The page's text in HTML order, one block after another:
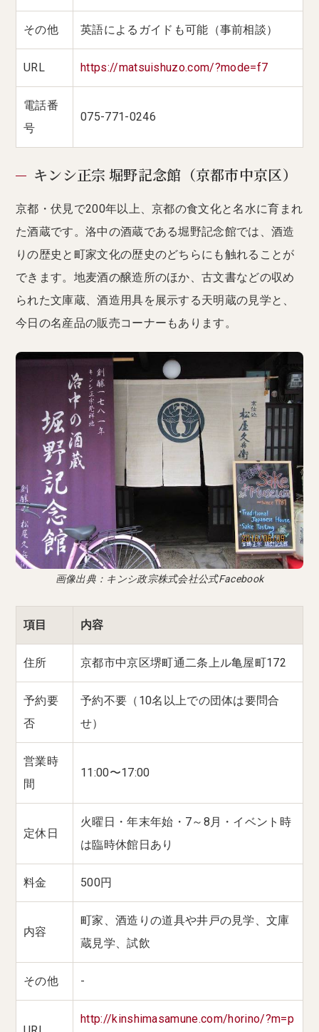
その他 英語によるガイドも可能（事前相談）
URL https://matsuishuzo.com/?mode=f7
電話番
号
075-771-0246
キンシ正宗 堀野記念館（京都市中京区）
京都・伏見で200年以上、京都の食文化と名水に育まれ
た酒蔵です。洛中の酒蔵である堀野記念館では、酒造
りの歴史と町家文化の歴史のどちらにも触れることが
できます。地麦酒の醸造所のほか、古文書などの収め
られた文庫蔵、酒造用具を展示する天明蔵の見学と、
今日の名産品の販売コーナーもあります。
画像出典：キンシ政宗株式会社公式Facebook
項目 内容
住所 京都市中京区堺町通二条上ル亀屋町172
予約要
否
予約不要（10名以上での団体は要問合
せ）
営業時
間
11:00〜17:00
定休日
火曜日・年末年始・7～8月・イベント時
は臨時休館日あり
料金 500円
内容
町家、酒造りの道具や井戸の見学、文庫
蔵見学、試飲
その他 -
http://kinshimasamune.com/horino/?m=p